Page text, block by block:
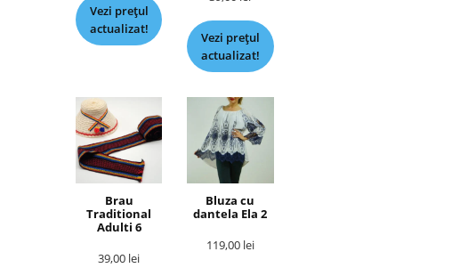
Vezi prețul
actualizat!
Vezi prețul
actualizat!
Brau
Traditional
Adulti 6
39,00 lei
Bluza cu
dantela Ela 2
119,00 lei